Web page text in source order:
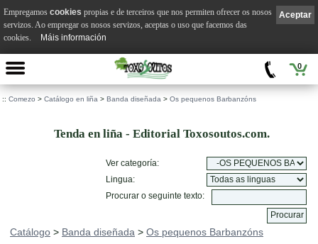
0
:: Comezo > Catálogo en liña > Banda diseñada > Os pequenos Barbanzóns
Tenda en liña - Editorial Toxosoutos.com.
Ver categoría:
Lingua:
Procurar o seguinte texto:
Catálogo > Banda diseñada > Os pequenos Barbanzóns
Aceptar
Empregamos cookies propias e de terceiros que nos permiten ofrecer os nosos
servizos. Ao empregar os nosos servizos, aceptas o uso que facemos das
cookies.
Máis información